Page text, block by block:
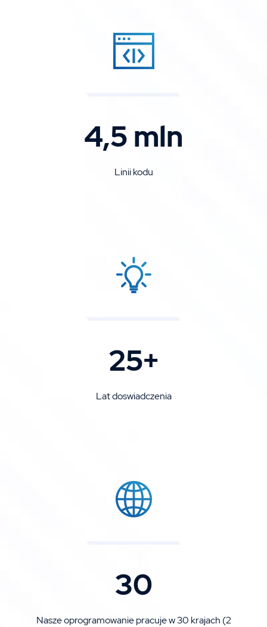
4,5 mln
Linii kodu
25+
Lat doswiadczenia
30
Nasze oprogramowanie pracuje w 30 krajach (2